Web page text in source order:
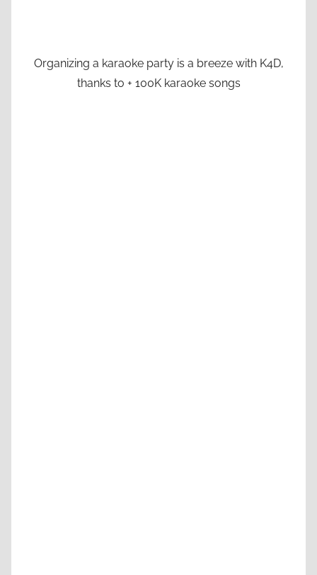
Organizing a karaoke party is a breeze with K4D,
thanks to + 100K karaoke songs